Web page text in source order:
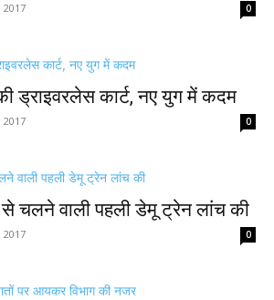
2017 0
ड्राइवरलेस कार्ट, नए युग में कदम
2017 0
से चलने वाली पहली डेमू ट्रेन लांच की
2017 0